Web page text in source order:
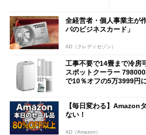
全経営者・個人事業主が
パのビジネスカード」
AD（クレディセゾン）
工事不要で14畳まで冷房
スポットクーラー
で10％オフの5万3999円
【毎日変わる】Amazon
ない！
AD（Amazon）